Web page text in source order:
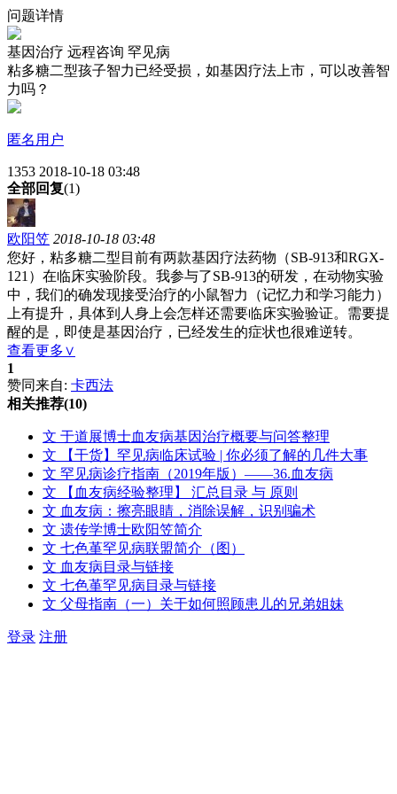
问题详情
基因治疗 远程咨询 罕见病
粘多糖二型孩子智力已经受损，如基因疗法上市，可以改善智
力吗？
匿名用户
1353 2018-10-18 03:48
全部回复(1)
欧阳笠 2018-10-18 03:48
您好，粘多糖二型目前有两款基因疗法药物（SB-913和RGX-
121）在临床实验阶段。我参与了SB-913的研发，在动物实验
中，我们的确发现接受治疗的小鼠智力（记忆力和学习能力）
上有提升，具体到人身上会怎样还需要临床实验验证。需要提
醒的是，即使是基因治疗，已经发生的症状也很难逆转。
查看更多∨
1
赞同来自: 卡西法
相关推荐(10)
文 于道展博士血友病基因治疗概要与问答整理
文 【干货】罕见病临床试验 | 你必须了解的几件大事
文 罕见病诊疗指南（2019年版）——36.血友病
文 【血友病经验整理】 汇总目录 与 原则
文 血友病：擦亮眼睛，消除误解，识别骗术
文 遗传学博士欧阳笠简介
文 七色堇罕见病联盟简介（图）
文 血友病目录与链接
文 七色堇罕见病目录与链接
文 父母指南（一）关于如何照顾患儿的兄弟姐妹
登录 注册